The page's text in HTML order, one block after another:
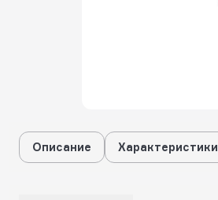
Описание Характеристики